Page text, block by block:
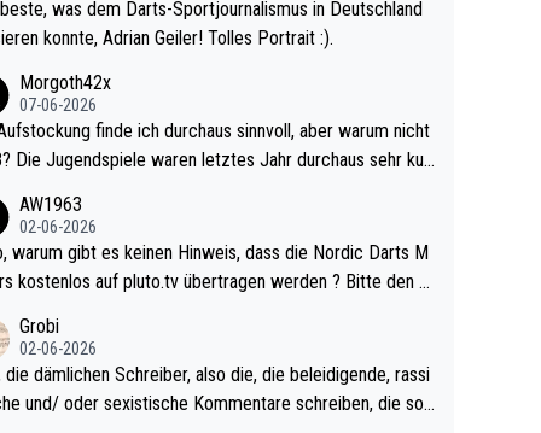
was dem Darts-Sportjournalismus in Deutschland
konnte, Adrian Geiler! Tolles Portrait :).
Morgoth42x
07-06-2026
finde ich durchaus sinnvoll, aber warum nicht
sehr kur
Somit ändert die automatische Qualifikation des Weltm
nichts. Ich denke sie wollen damit für nächste
wenig WDF Turniere spielen. Dies war bei Archie Self l
Jahr der Fall. Er musste als amtierender Weltmeister d
den Qualifier und ich glaube kaum, dass Mitchel sich das
antun würde, wenn er doch eigentlich die PDC-WM
AW1963
02-06-2026
M
kostenlos auf pluto.tv übertragen werden ? Bitte den A
Grobi
02-06-2026
die dämlichen Schreiber, also die, die beleidigende, rassi
und/ oder sexistische Kommentare schreiben, die soll